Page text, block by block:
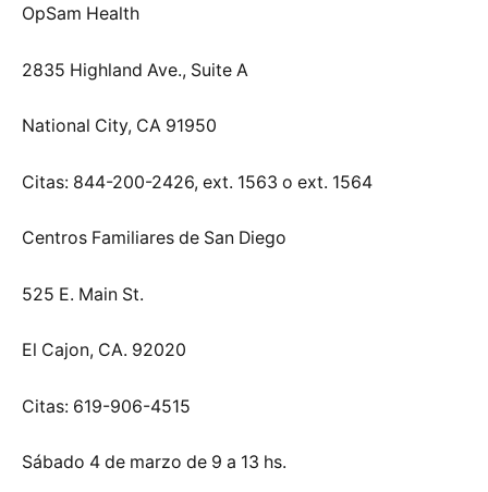
OpSam Health
2835 Highland Ave., Suite A
National City, CA 91950
Citas: 844-200-2426, ext. 1563 o ext. 1564
Centros Familiares de San Diego
525 E. Main St.
El Cajon, CA. 92020
Citas: 619-906-4515
Sábado 4 de marzo de 9 a 13 hs.